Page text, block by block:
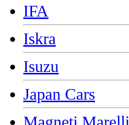
IFA
Iskra
Isuzu
Japan Cars